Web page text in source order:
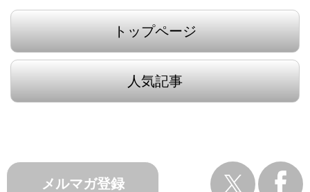
トップページ
人気記事
メルマガ登録